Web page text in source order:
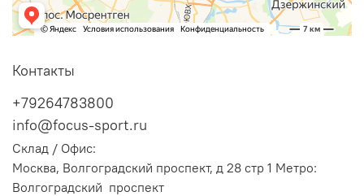
Контакты
+79264783800
info@focus-sport.ru
Склад / Офис:
Москва, Волгоградский проспект, д 28 стр 1 Метро:
Волгоградский проспект